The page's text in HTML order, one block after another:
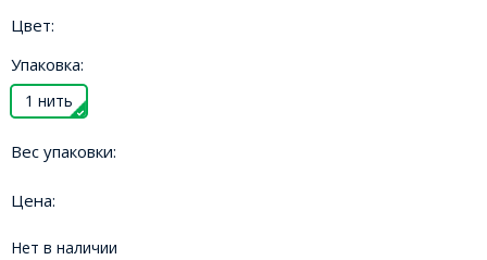
Цвет:
Упаковка:
1 нить
Вес упаковки:
Цена:
Нет в наличии